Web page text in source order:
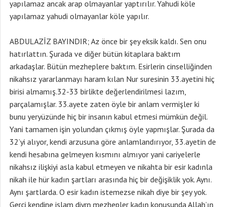
yapılamaz ancak arap olmayanlar yaptırılır. Yahudi köle
yapılamaz yahudi olmayanlar köle yapılır.
ABDULAZİZ BAYINDIR; Az önce bir şey eksik kaldı. Sen onu
hatırlattın. Şurada ve diğer bütün kitaplara baktım
arkadaşlar. Bütün mezheplere baktım. Esirlerin cinselliğinden
nikahsız yararlanmayı haram kılan Nur suresinin 33.ayetini hiç
birisi almamış.32-33 birlikte değerlendirilmesi lazım,
parçalamışlar. 33.ayete zaten öyle bir anlam vermişler ki
bunu yeryüzünde hiç bir insanın kabul etmesi mümkün değil.
Yani tamamen işin yolundan çıkmış öyle yapmışlar. Şurada da
32’yi alıyor, kendi arzusuna göre anlamlandırıyor, 33.ayetin de
kendi hesabına gelmeyen kısmını almıyor yani cariyelerle
nikahsız ilişkiyi asla kabul etmeyen ve nikahta bir esir kadınla
nikah ile hür kadın şartları arasında hiç bir değişiklik yok. Aynı.
Aynı şartlarda. O esir kadın istemezse nikah diye bir şey yok.
Gerçi kendine islam diyrn mezhepler kadın konusunda Allah’ın